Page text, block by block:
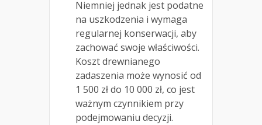
Niemniej jednak jest podatne
na uszkodzenia i wymaga
regularnej konserwacji, aby
zachować swoje właściwości.
Koszt drewnianego
zadaszenia może wynosić od
1 500 zł do 10 000 zł, co jest
ważnym czynnikiem przy
podejmowaniu decyzji.